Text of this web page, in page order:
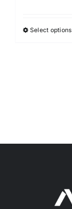
Select options